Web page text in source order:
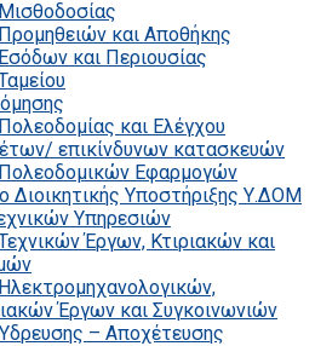
και Αποθήκης
και Περιουσίας
και Ελέγχου
επικίνδυνων κατασκευών
Εφαρμογών
Διοικητικής Υποστήριξης Υ.ΔΟΜ
Υπηρεσιών
Έργων, Κτιριακών και
Έργων και Συγκοινωνιών
– Αποχέτευσης